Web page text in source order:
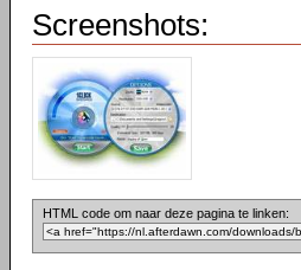
Screenshots:
HTML code om naar deze pagina te linken: